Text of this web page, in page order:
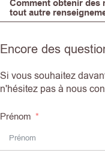
Comment obtenir des
tout autre
Encore des
Si vous souhaitez
n'hésitez pas à nous
Prénom